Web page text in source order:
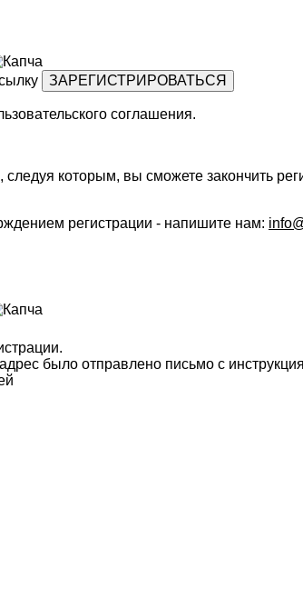
соглашения.
которым, вы сможете закончить
регистрации - напишите нам:
было отправлено письмо с